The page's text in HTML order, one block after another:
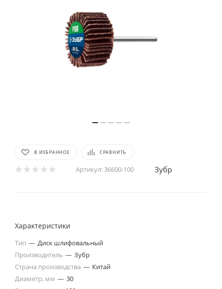
В ИЗБРАННОЕ СРАВНИТЬ
Артикул:36600-100 Зубр
Характеристики
Тип — Диск шлифовальный
Производитель — Зубр
Страна производства — Китай
Диаметр, мм — 30